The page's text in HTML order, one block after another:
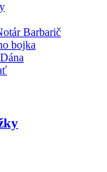
Barbarič
bojka